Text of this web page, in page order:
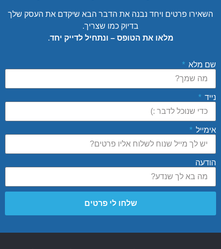
השאירו פרטים ויחד נבנה את הדבר הבא שיקדם את העסק שלך
בדיוק כמו שצריך.
מלאו את הטופס – ונתחיל לדייק יחד.
שם מלא
נייד
אימייל
הודעה
שלחו לי פרטים